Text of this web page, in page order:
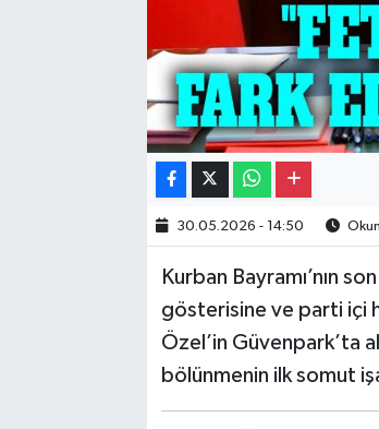
30.05.2026 - 14:50
Kurban Bayramı’nın
gösterisine ve parti içi
Özel’in Güvenpark’ta
bölünmenin ilk somut